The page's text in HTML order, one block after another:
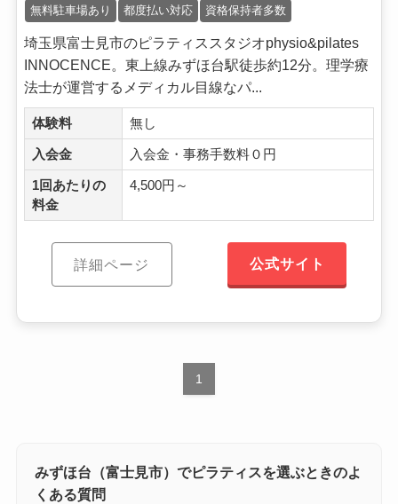
無料駐車場あり
都度払い対応 資格保持者多数
埼玉県富士見市のピラティススタジオphysio&pilates
INNOCENCE。東上線みずほ台駅徒歩約12分。理学療
法士が運営するメディカル目線なパ...
体験料 無し
入会金 入会金・事務手数料０円
1回あたりの
料金
4,500円～
詳細ページ 公式サイト
1
みずほ台（富士見市）でピラティスを選ぶときのよ
くある質問